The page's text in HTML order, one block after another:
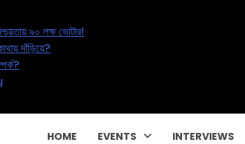
অনিশ্চয়তায় ৯০ লক্ষ ভোটার!
ভবিষ্যৎ কোথায় দাঁড়িয়ে?
বদলাচ্ছে সম্পর্ক?
CM Pema Khandu
HOME EVENTS INTERVIEWS